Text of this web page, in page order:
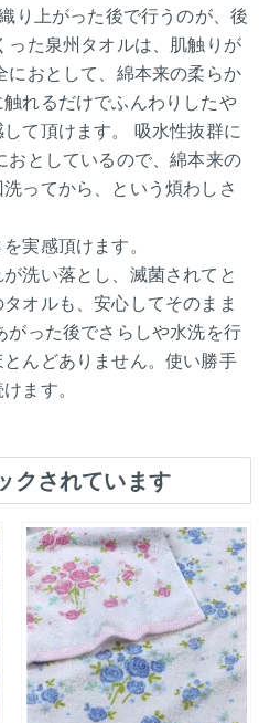
り上がった後で行うのが、後
った泉州タオルは、肌触りが
おとして、綿本来の柔らか
れるだけでふんわりしたや
て頂けます。 吸水性抜群に
おとしているので、綿本来の
ってから、という煩わしさ
実感頂けます。
洗い落とし、滅菌されてと
オルも、安心してそのまま
がった後でさらしや水洗を行
んどありません。使い勝手
ます。
クされています